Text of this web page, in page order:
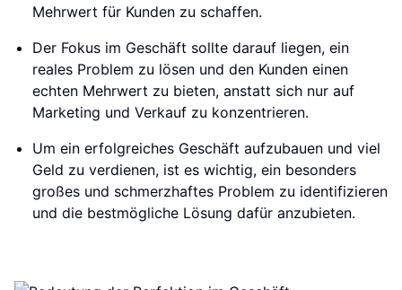
Mehrwert für Kunden zu schaffen.
Der Fokus im Geschäft sollte darauf liegen, ein
reales Problem zu lösen und den Kunden einen
echten Mehrwert zu bieten, anstatt sich nur auf
Marketing und Verkauf zu konzentrieren.
Um ein erfolgreiches Geschäft aufzubauen und viel
Geld zu verdienen, ist es wichtig, ein besonders
großes und schmerzhaftes Problem zu identifizieren
und die bestmögliche Lösung dafür anzubieten.